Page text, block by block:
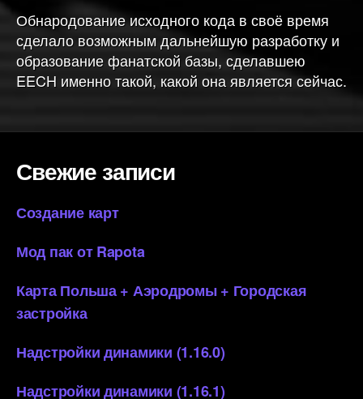
Обнародование исходного кода в своё время
сделало возможным дальнейшую разработку и
образование фанатской базы, сделавшею
EECH именно такой, какой она является сейчас.
Свежие записи
Создание карт
Мод пак от Rapota
Карта Польша + Аэродромы + Городская
застройка
Надстройки динамики (1.16.0)
Надстройки динамики (1.16.1)